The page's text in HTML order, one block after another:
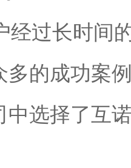
长时间的
多的成功案
中选择了互